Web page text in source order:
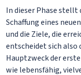
In dieser Phase stellt
Schaffung eines
und die Ziele, die
entscheidet sich also
Hauptzweck der
wie lebensfähig,